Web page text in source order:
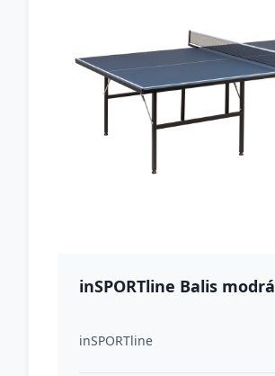
inSPORTline Balis modrá
inSPORTline